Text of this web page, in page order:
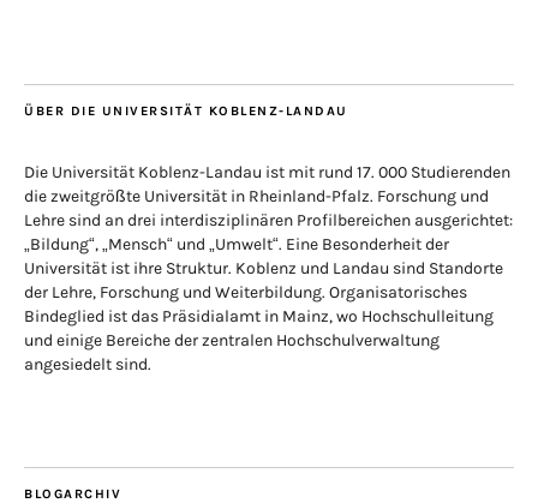
ÜBER DIE UNIVERSITÄT KOBLENZ-LANDAU
Die Universität Koblenz-Landau ist mit rund 17. 000 Studierenden
die zweitgrößte Universität in Rheinland-Pfalz. Forschung und
Lehre sind an drei interdisziplinären Profilbereichen ausgerichtet:
„Bildung“, „Mensch“ und „Umwelt“. Eine Besonderheit der
Universität ist ihre Struktur. Koblenz und Landau sind Standorte
der Lehre, Forschung und Weiterbildung. Organisatorisches
Bindeglied ist das Präsidialamt in Mainz, wo Hochschulleitung
und einige Bereiche der zentralen Hochschulverwaltung
angesiedelt sind.
BLOGARCHIV